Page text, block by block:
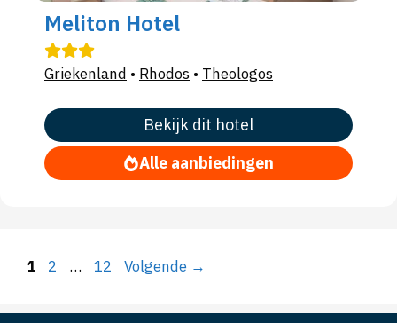
Meliton Hotel
Griekenland • Rhodos • Theologos
Bekijk dit hotel
Alle aanbiedingen
Pagina
1 Pagina
2 … Pagina
12 Volgende →